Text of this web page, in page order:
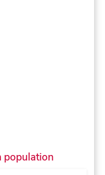
population